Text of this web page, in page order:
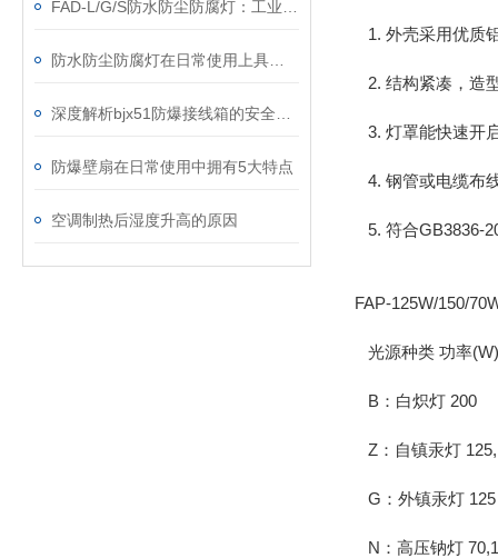
防爆壁扇在日常使用中拥有5大特点
空调制热后湿度升高的原因
1. 外壳采用优质
2. 结构紧凑，造
3. 灯罩能快速开
4. 钢管或电缆布
5. 符合GB3836-
FAP-125W/150/
光源种类 功率(W)
B：白炽灯 200
Z：自镇汞灯
G：外镇汞灯 125
N：高压钠灯